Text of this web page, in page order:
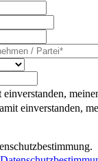
einverstanden,